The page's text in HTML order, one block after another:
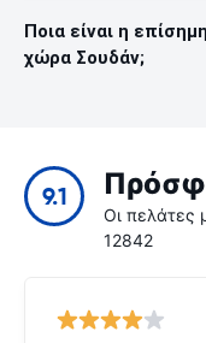
Ποια είναι η
χώρα Σουδάν;
9.1
Οι πελάτες
12842